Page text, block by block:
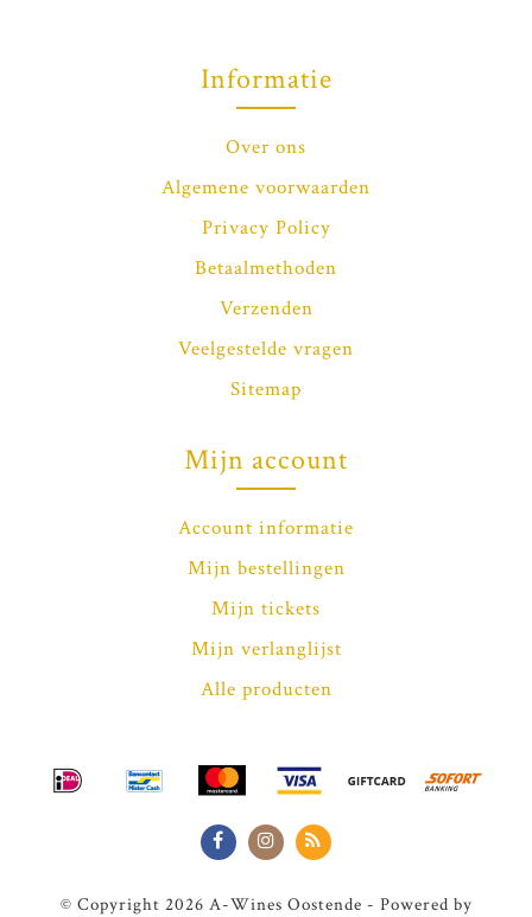
Informatie
Over ons
Algemene voorwaarden
Privacy Policy
Betaalmethoden
Verzenden
Veelgestelde vragen
Sitemap
Mijn account
Account informatie
Mijn bestellingen
Mijn tickets
Mijn verlanglijst
Alle producten
© Copyright 2026 A-Wines Oostende - Powered by